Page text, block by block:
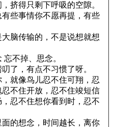
挤得只剩下呼吸的空隙。
些事情你不愿再提，有些
脑传输的，不是说想就想
不掉、思念。
了，有点不习惯了呀。
就像鸟儿忍不住可翔，忍
不住开放，忍不住竣短信
忍不住想你看到时，忍不
的想念，时间越长，离你